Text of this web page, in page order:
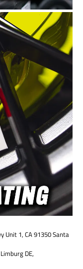
Unit 1, CA 91350 Santa
DE,